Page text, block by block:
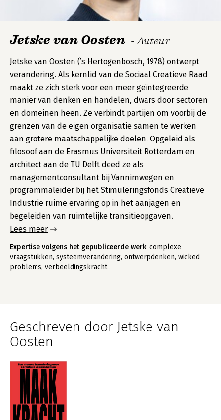
Jetske van Oosten - Auteur
Jetske van Oosten (’s Hertogenbosch, 1978) ontwerpt
verandering. Als kernlid van de Sociaal Creatieve Raad
maakt ze zich sterk voor een meer geïntegreerde
manier van denken en handelen, dwars door sectoren
en domeinen heen. Ze verbindt partijen om voorbij de
grenzen van de eigen organisatie samen te werken
aan grotere maatschappelijke doelen. Opgeleid als
filosoof aan de Erasmus Universiteit Rotterdam en
architect aan de TU Delft deed ze als
managementconsultant bij Vannimwegen en
programmaleider bij het Stimuleringsfonds Creatieve
Industrie ruime ervaring op in het aanjagen en
begeleiden van ruimtelijke transitieopgaven.
Lees meer
Expertise volgens het gepubliceerde werk: complexe
vraagstukken, systeemverandering, ontwerpdenken, wicked
problems, verbeeldingskracht
Geschreven door Jetske van
Oosten